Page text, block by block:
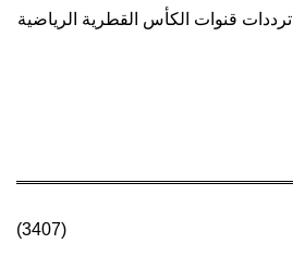
ترددات قنوات الكأس القطرية الرياضية
(3407)